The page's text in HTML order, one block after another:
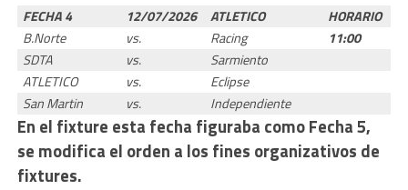
FECHA 4 12/07/2026 ATLETICO
HORARIO
B.Norte
vs. Racing
11:00
SDTA
vs.
Sarmiento
ATLETICO
vs.
Eclipse
San Martin
vs. Independiente
En el fixture esta fecha figuraba como Fecha 5,
se modifica el orden a los fines organizativos de
fixtures.